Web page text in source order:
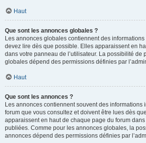
Haut
Que sont les annonces globales ?
Les annonces globales contiennent des
devez lire dès que possible. Elles apparaissent en
dans votre panneau de l’utilisateur. La possibilité de
globales dépend des permissions définies par
Haut
Que sont les annonces ?
Les annonces contiennent souvent des informations
forum que vous consultez et doivent être lues dès
apparaissent en haut de chaque page du forum
publiées. Comme pour les annonces globales, la
annonces dépend des permissions définies par